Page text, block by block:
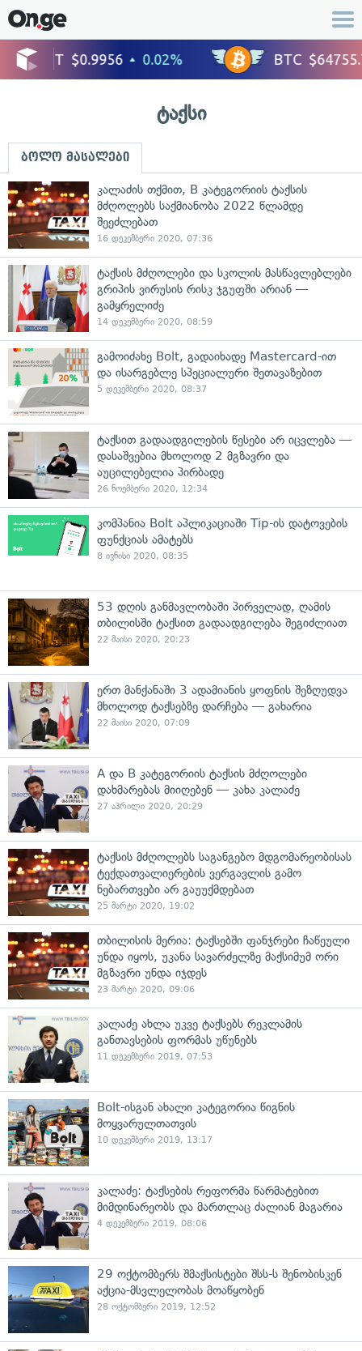
ტაქსი
ბოლო მასალები
კალაძის თქმით, B კატეგორიის ტაქსის
მძღოლებს საქმიანობა 2022 წლამდე
შეეძლებათ
16 დეკემბერი 2020, 07:36
ტაქსის მძღოლები და სკოლის მასწავლებლები
გრიპის ვირუსის რისკ ჯგუფში არიან —
გამყრელიძე
14 დეკემბერი 2020, 08:59
გამოიძახე Bolt, გადაიხადე Mastercard-ით
და ისარგებლე სპეციალური შეთავაზებით
5 დეკემბერი 2020, 08:37
ტაქსით გადაადგილების წესები არ იცვლება —
დასაშვებია მხოლოდ 2 მგზავრი და
აუცილებელია პირბადე
26 ნოემბერი 2020, 12:34
კომპანია Bolt აპლიკაციაში Tip-ის დატოვების
ფუნქციას ამატებს
8 ივნისი 2020, 08:35
53 დღის განმავლობაში პირველად, ღამის
თბილისში ტაქსით გადაადგილება შეგიძლიათ
22 მაისი 2020, 20:23
ერთ მანქანაში 3 ადამიანის ყოფნის შეზღუდვა
მხოლოდ ტაქსებზე დარჩება — გახარია
22 მაისი 2020, 07:09
A და B კატეგორიის ტაქსის მძღოლები
დახმარებას მიიღებენ — კახა კალაძე
27 აპრილი 2020, 20:29
ტაქსის მძღოლებს საგანგებო მდგომარეობისას
ტექდათვალიერების ვერგავლის გამო
ნებართვები არ გაუუქმდებათ
25 მარტი 2020, 19:02
თბილისის მერია: ტაქსებში ფანჯრები ჩაწეული
უნდა იყოს, უკანა სავარძელზე მაქსიმუმ ორი
მგზავრი უნდა იჯდეს
23 მარტი 2020, 09:06
კალაძე ახლა უკვე ტაქსებს რეკლამის
განთავსების ფორმას უწუნებს
11 დეკემბერი 2019, 07:53
Bolt-ისგან ახალი კატეგორია წიგნის
მოყვარულთათვის
10 დეკემბერი 2019, 13:17
კალაძე: ტაქსების რეფორმა წარმატებით
მიმდინარეობს და მართლაც ძალიან მაგარია
4 დეკემბერი 2019, 08:06
29 ოქტომბერს შმაქსისტები შსს-ს შენობისკენ
აქცია-მსვლელობას მოაწყობენ
28 ოქტომბერი 2019, 12:52